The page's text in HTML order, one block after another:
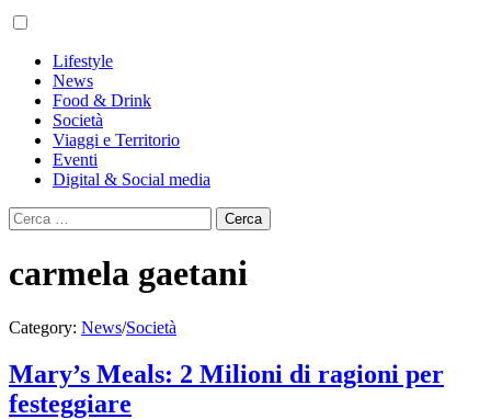
Menu
Lifestyle
News
Food & Drink
Società
Viaggi e Territorio
Eventi
Digital & Social media
Ricerca
per:
carmela gaetani
Category: News/Società
Mary’s Meals: 2 Milioni di ragioni per
festeggiare